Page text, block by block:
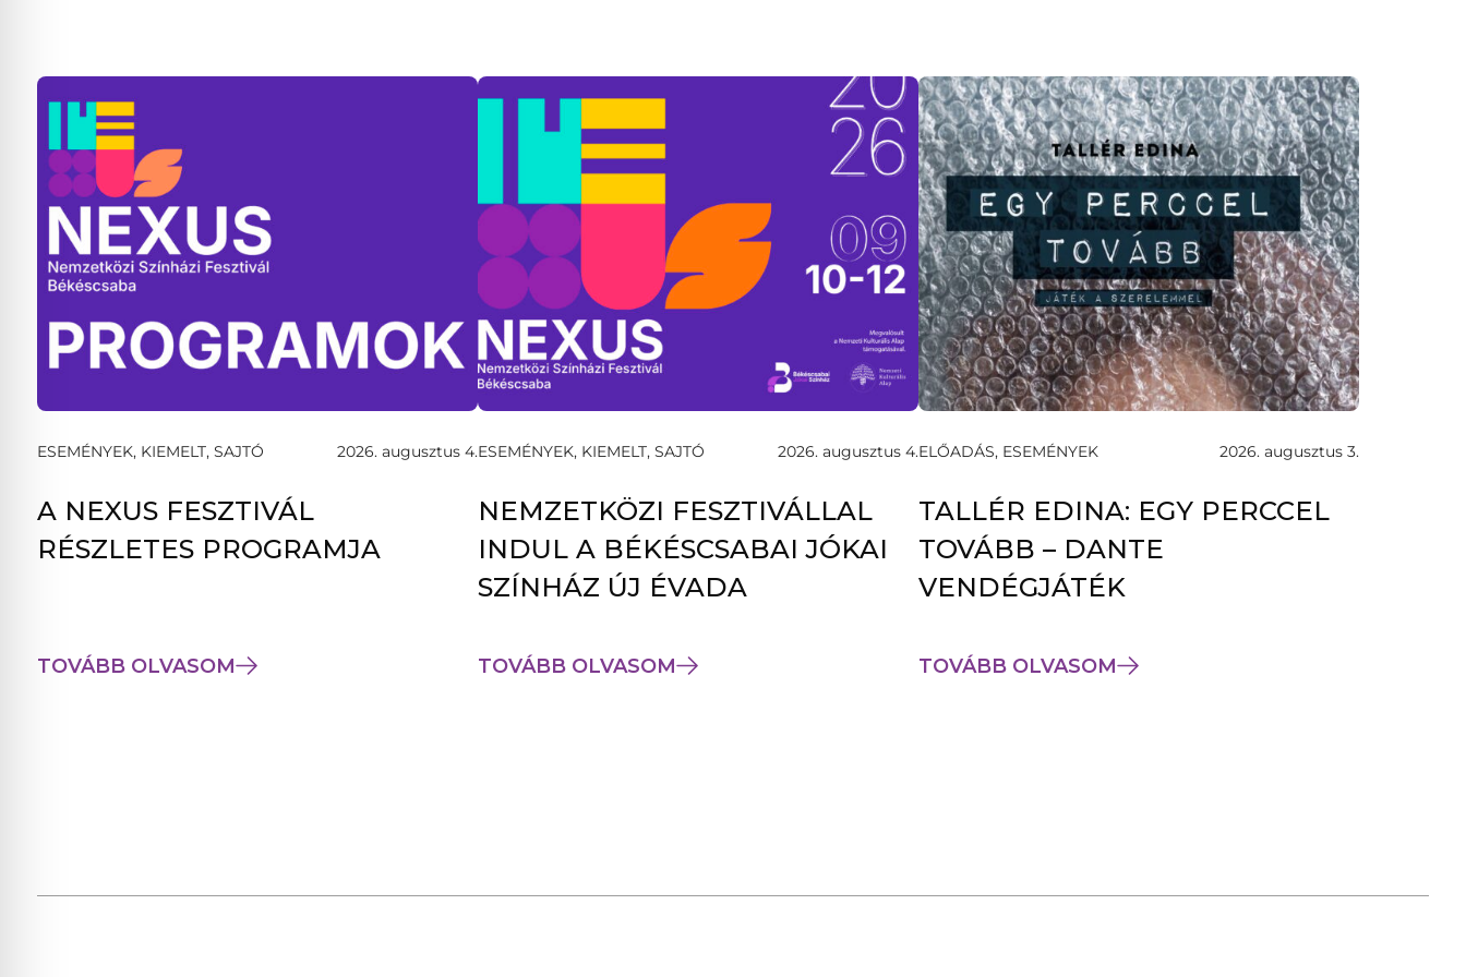
ESEMÉNYEK, KIEMELT, SAJTÓ 2026. augusztus 4.
A NEXUS FESZTIVÁL
RÉSZLETES PROGRAMJA
TOVÁBB OLVASOM
ESEMÉNYEK, KIEMELT, SAJTÓ 2026. augusztus 4.
NEMZETKÖZI FESZTIVÁLLAL
INDUL A BÉKÉSCSABAI JÓKAI
SZÍNHÁZ ÚJ ÉVADA
TOVÁBB OLVASOM
ELŐADÁS, ESEMÉNYEK 2026. augusztus 3.
TALLÉR EDINA: EGY PERCCEL
TOVÁBB – DANTE
VENDÉGJÁTÉK
TOVÁBB OLVASOM